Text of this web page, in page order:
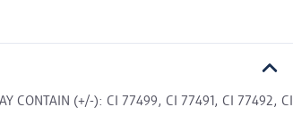
CONTAIN (+/-): CI 77499, CI 77491, CI 77492, CI